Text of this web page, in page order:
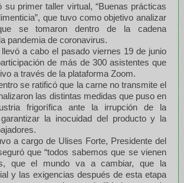
su primer taller virtual, “Buenas prácticas
que tuvo como objetivo analizar
se tomaron dentro de la cadena
pandemia de coronavirus.
a cabo el pasado viernes 19 de junio
de más de 300 asistentes que
a través de la plataforma Zoom.
se ratificó que la carne no transmite el
las distintas medidas que puso en
frigorífica ante la irrupción de la
la inocuidad del producto y la
a cargo de Ulises Forte, Presidente del
que “todos sabemos que se vienen
que el mundo va a cambiar, que la
y las exigencias después de esta etapa